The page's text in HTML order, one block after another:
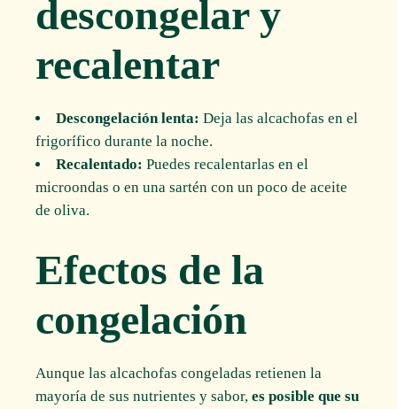
descongelar y
recalentar
Descongelación lenta: Deja las alcachofas en el
frigorífico durante la noche.
Recalentado: Puedes recalentarlas en el
microondas o en una sartén con un poco de aceite
de oliva.
Efectos de la
congelación
Aunque las alcachofas congeladas retienen la
mayoría de sus nutrientes y sabor,es posible que su